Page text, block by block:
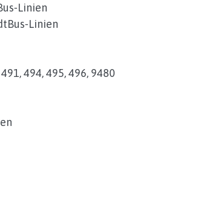
494, 495, 496, 9480